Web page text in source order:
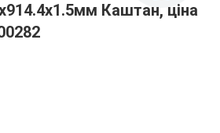
Каштан, ціна